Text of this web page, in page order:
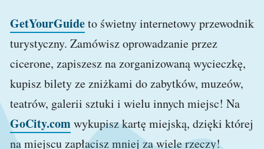
GetYourGuideto świetny internetowy przewodnik
turystyczny. Zamówisz oprowadzanie przez
cicerone, zapiszesz na zorganizowaną wycieczkę,
kupisz bilety ze zniżkami do zabytków, muzeów,
teatrów, galerii sztuki i wielu innych miejsc! Na
GoCity.comwykupisz kartę miejską, dzięki której
na miejscu zapłacisz mniej za wiele rzeczy!